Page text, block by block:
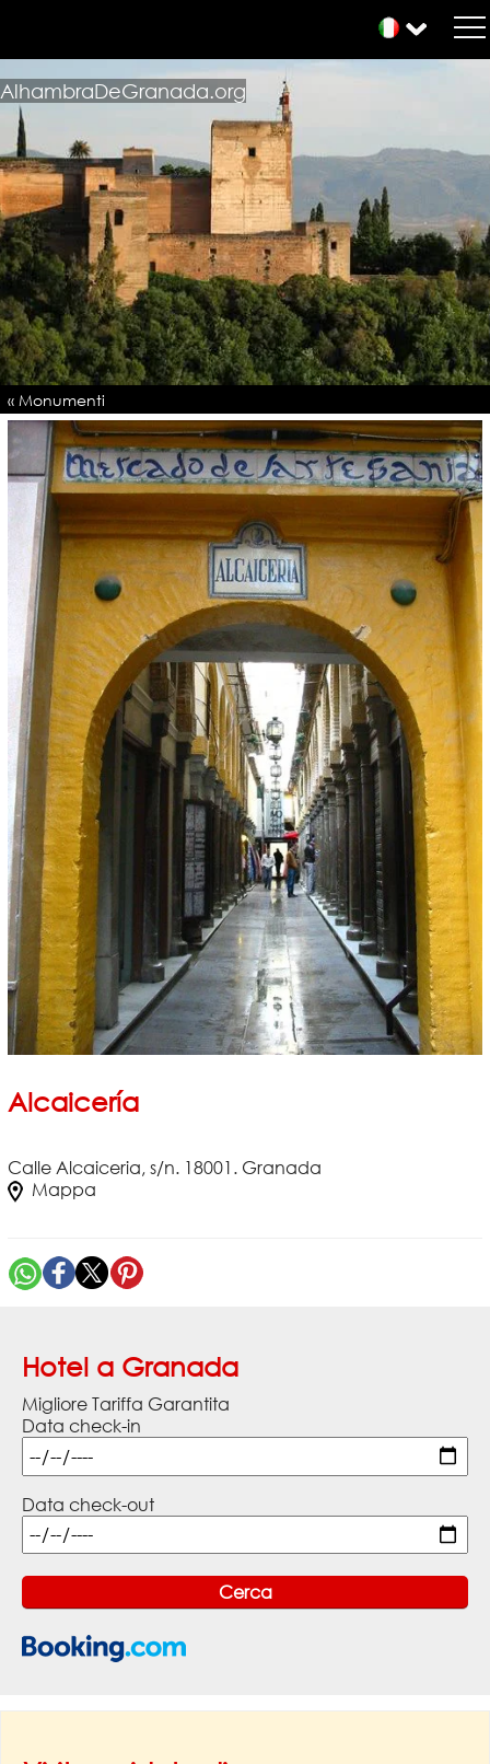
AlhambraDeGranada.org
« Monumenti
Alcaicería
Calle Alcaiceria, s/n. 18001. Granada
Mappa
Hotel a Granada
Migliore Tariffa Garantita
Data check-in
Data check-out